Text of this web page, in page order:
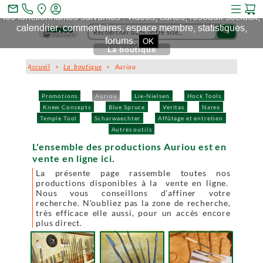
search
Promotions Auriou Lie-Nielsen
Hock Tools
Knew Concepts
Blue Spruce Veritas
Narex
Temple Tool
Scharwaechter
Affûtage et entretien
Autres outils
La boutique
Accueil >La boutique > Auriou
L'ensemble des productions Auriou est en
vente en ligne ici.
La présente page rassemble toutes nos
productions disponibles à la vente en ligne.
Nous vous conseillons d'affiner votre
recherche. N'oubliez pas la zone de recherche,
très efficace elle aussi, pour un accès encore
plus direct.
mail_outline
Ce site et des sites tiers qu'il utilise collectent des cookies pour
les fonctionnalités suivantes : vidéos, cartes, réseaux sociaux,
calendrier, commentaires, espace membre, statistiques,
forums. OK